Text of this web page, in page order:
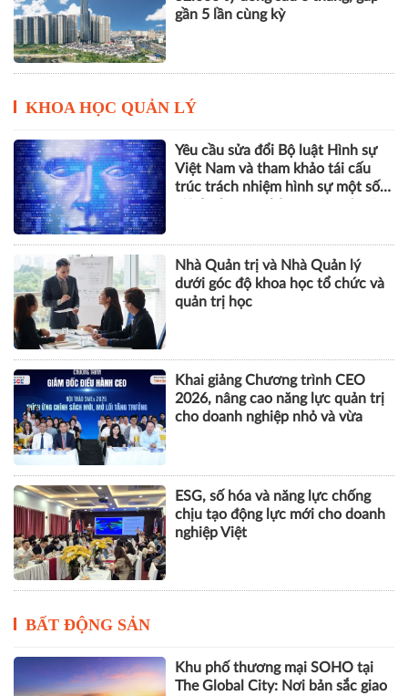
gần 5 lần cùng kỳ
KHOA HỌC QUẢN LÝ
Yêu cầu sửa đổi Bộ luật Hình sự
Việt Nam và tham khảo tái cấu
trúc trách nhiệm hình sự một số
Nhà Quản trị và Nhà Quản lý
dưới góc độ khoa học tổ chức và
quản trị học
Khai giảng Chương trình CEO
2026, nâng cao năng lực quản trị
cho doanh nghiệp nhỏ và vừa
ESG, số hóa và năng lực chống
chịu tạo động lực mới cho doanh
nghiệp Việt
BẤT ĐỘNG SẢN
Khu phố thương mại SOHO tại
The Global City: Nơi bản sắc giao